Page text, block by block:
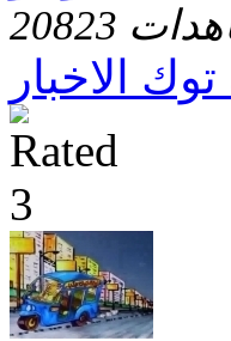
الاخبار